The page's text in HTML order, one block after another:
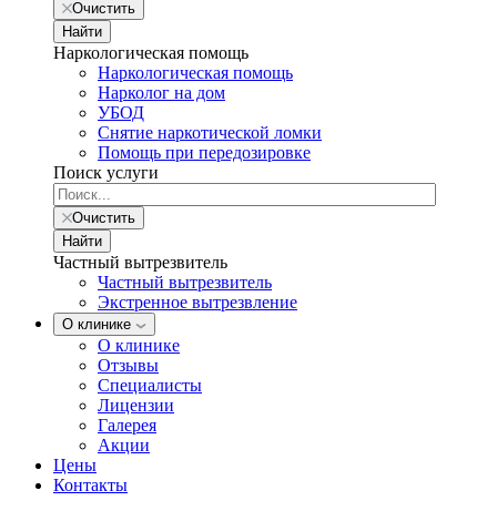
Очистить
Найти
Наркологическая помощь
Наркологическая помощь
Нарколог на дом
УБОД
Снятие наркотической ломки
Помощь при передозировке
Поиск услуги
Очистить
Найти
Частный вытрезвитель
Частный вытрезвитель
Экстренное вытрезвление
О клинике
О клинике
Отзывы
Специалисты
Лицензии
Галерея
Акции
Цены
Контакты